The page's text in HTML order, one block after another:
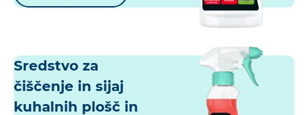
Sredstvo za
čiščenje in sijaj
kuhalnih plošč in